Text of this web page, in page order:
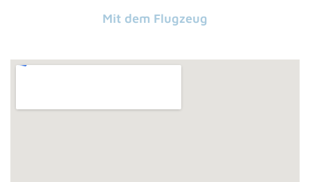
Mit dem Flugzeug